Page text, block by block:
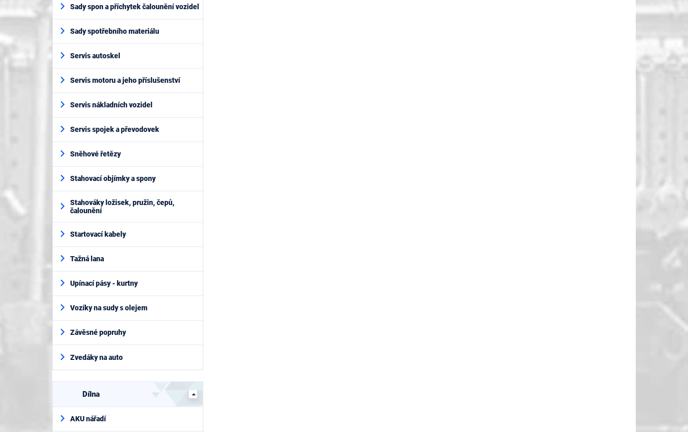
Sady spon a příchytek čalounění vozidel
Sady spotřebního materiálu
Servis autoskel
Servis motoru a jeho příslušenství
Servis nákladních vozidel
Servis spojek a převodovek
Sněhové řetězy
Stahovací objímky a spony
Stahováky ložisek, pružin, čepů,
čalounění
Startovací kabely
Tažná lana
Upínací pásy - kurtny
Vozíky na sudy s olejem
Závěsné popruhy
Zvedáky na auto
Dílna
AKU nářadí